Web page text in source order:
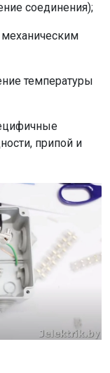
соединения);
температуры
припой и